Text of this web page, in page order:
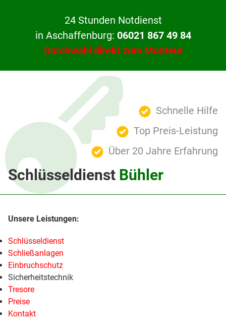
24 Stunden Notdienst
in Aschaffenburg: 06021 867 49 84
Durchwahl direkt zum Monteur
Schnelle Hilfe
Top Preis-Leistung
Über 20 Jahre Erfahrung
Schlüsseldienst Bühler
Schlüsseldienst
Schließanlagen
Einbruchschutz
Sicherheitstechnik
Tresore
Preise
Kontakt